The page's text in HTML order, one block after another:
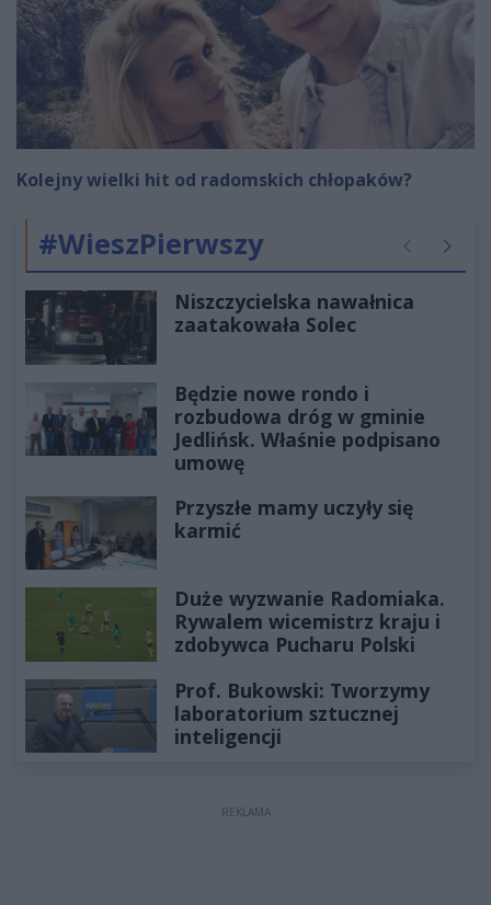
Kolejny wielki hit od radomskich chłopaków?
#WieszPierwszy Poprzednie
Niszczycielska nawałnica
zaatakowała Solec
Będzie nowe rondo i
rozbudowa dróg w gminie
Jedlińsk. Właśnie podpisano
umowę
Przyszłe mamy uczyły się
karmić
Duże wyzwanie Radomiaka.
Rywalem wicemistrz kraju i
zdobywca Pucharu Polski
Prof. Bukowski: Tworzymy
laboratorium sztucznej
inteligencji
REKLAMA